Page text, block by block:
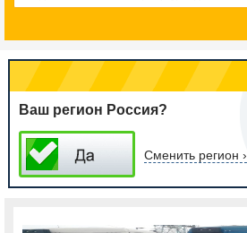
Ваш регион Россия?
Сменить регион ›